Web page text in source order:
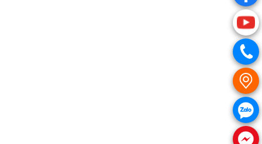
.
.
.
.
.